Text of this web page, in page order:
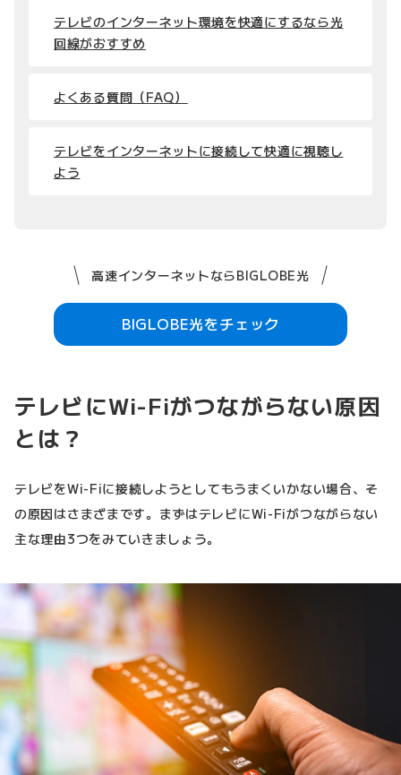
テレビのインターネット環境を快適にするなら光
回線がおすすめ
よくある質問（FAQ）
テレビをインターネットに接続して快適に視聴し
よう
高速インターネットならBIGLOBE光
BIGLOBE光をチェック
テレビにWi-Fiがつながらない原因
とは？
テレビをWi-Fiに接続しようとしてもうまくいかない場合、そ
の原因はさまざまです。まずはテレビにWi-Fiがつながらない
主な理由3つをみていきましょう。